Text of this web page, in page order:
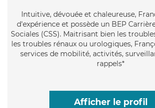
Intuitive, dévouée et chaleureuse,
d'expérience et possède un BEP
Sociales (CSS). Maitrisant bien les
les troubles rénaux ou urologiques,
services de mobilité, activités,
rappels*
Afficher le profil